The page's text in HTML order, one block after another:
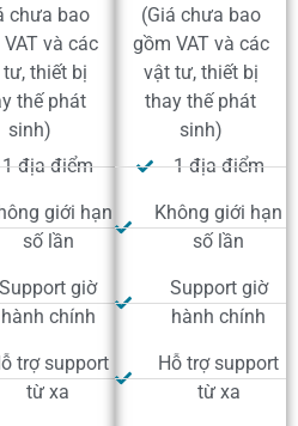
chưa bao
và các
thiết bị
thế phát
sinh)
1 địa điểm
giới hạn
số lần
Support giờ
hành chính
trợ support
từ xa
(Giá chưa bao
gồm VAT và các
vật tư, thiết bị
thay thế phát
sinh)
1 địa điểm
Không giới hạn
số lần
Support giờ
hành chính
Hỗ trợ support
từ xa